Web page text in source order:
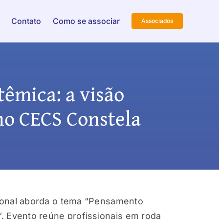
Contato Como se associar Associados
a visão
Constela
aborda o tema “Pensamento
Evento reúne profissionais em roda